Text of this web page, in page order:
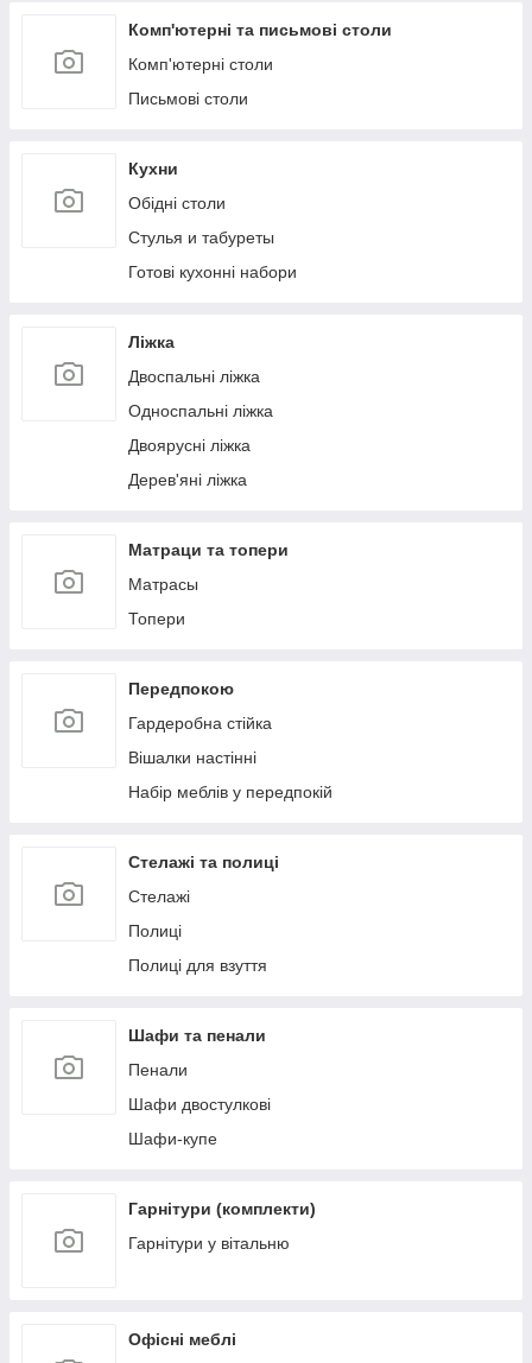
Комп'ютерні та письмові столи
Комп'ютерні столи
Письмові столи
Кухни
Обідні столи
Стулья и табуреты
Готові кухонні набори
Ліжка
Двоспальні ліжка
Односпальні ліжка
Двоярусні ліжка
Дерев'яні ліжка
Матраци та топери
Матрасы
Топери
Передпокою
Гардеробна стійка
Вішалки настінні
Набір меблів у передпокій
Стелажі та полиці
Стелажі
Полиці
Полиці для взуття
Шафи та пенали
Пенали
Шафи двостулкові
Шафи-купе
Гарнітури (комплекти)
Гарнітури у вітальню
Офісні меблі